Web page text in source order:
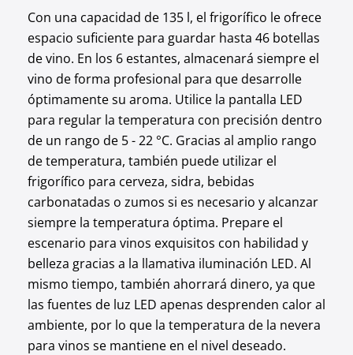
Con una capacidad de 135 l, el frigorífico le ofrece
espacio suficiente para guardar hasta 46 botellas
de vino. En los 6 estantes, almacenará siempre el
vino de forma profesional para que desarrolle
óptimamente su aroma. Utilice la pantalla LED
para regular la temperatura con precisión dentro
de un rango de 5 - 22 °C. Gracias al amplio rango
de temperatura, también puede utilizar el
frigorífico para cerveza, sidra, bebidas
carbonatadas o zumos si es necesario y alcanzar
siempre la temperatura óptima. Prepare el
escenario para vinos exquisitos con habilidad y
belleza gracias a la llamativa iluminación LED. Al
mismo tiempo, también ahorrará dinero, ya que
las fuentes de luz LED apenas desprenden calor al
ambiente, por lo que la temperatura de la nevera
para vinos se mantiene en el nivel deseado.